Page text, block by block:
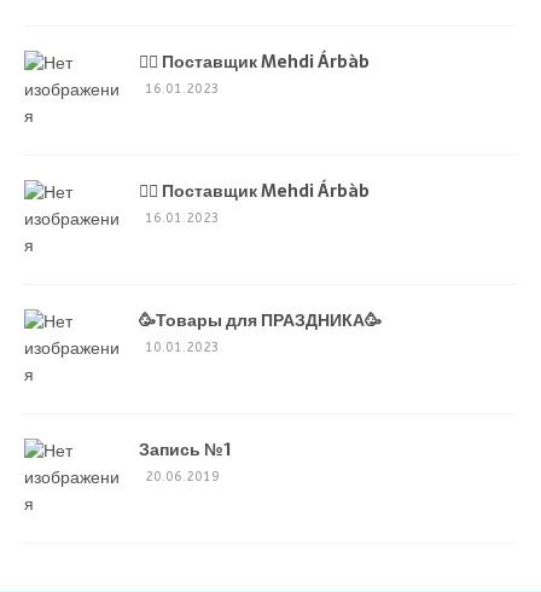
💁‍♂ Поставщик Mehdi Árbàb
16.01.2023
💁‍♂ Поставщик Mehdi Árbàb
16.01.2023
🥳Товары для ПРАЗДНИКА🥳
10.01.2023
Запись №1
20.06.2019